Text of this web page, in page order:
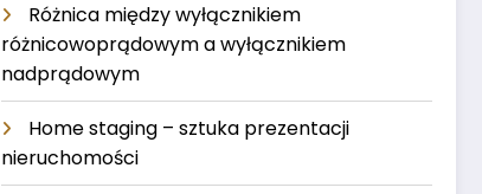
Różnica między wyłącznikiem
różnicowoprądowym a wyłącznikiem
nadprądowym
Home staging – sztuka prezentacji
nieruchomości